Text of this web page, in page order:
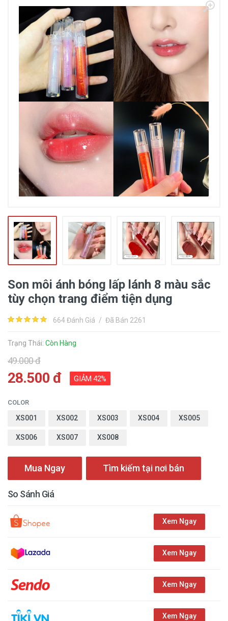
Son môi ánh bóng lấp lánh 8 màu sắc
tùy chọn trang điểm tiện dụng
664 Đánh Giá / Đã Bán 2261
Trạng Thái: Còn Hàng
49.000 đ
28.500 đ GIẢM 42%
COLOR
XS001 XS002 XS003 XS004 XS005
XS006 XS007 XS008
Mua Ngay Tìm kiếm tại nơi bán
So Sánh Giá
Xem Ngay
Xem Ngay
Xem Ngay
Xem Ngay